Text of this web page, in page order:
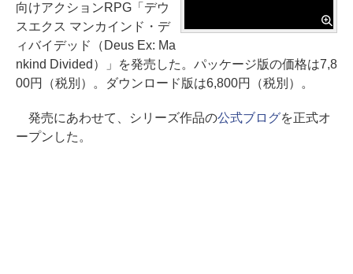
向けアクションRPG「デウ
スエクス マンカインド・デ
ィバイデッド（Deus Ex: Ma
nkind Divided）」を発売した。パッケージ版の価格は7,8
00円（税別）。ダウンロード版は6,800円（税別）。
発売にあわせて、シリーズ作品の公式ブログを正式オ
ープンした。